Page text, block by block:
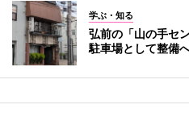
学ぶ・知る
弘前の「山の手セ
駐車場として整備